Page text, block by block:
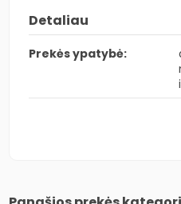
Detaliau
Prekės ypatybė: